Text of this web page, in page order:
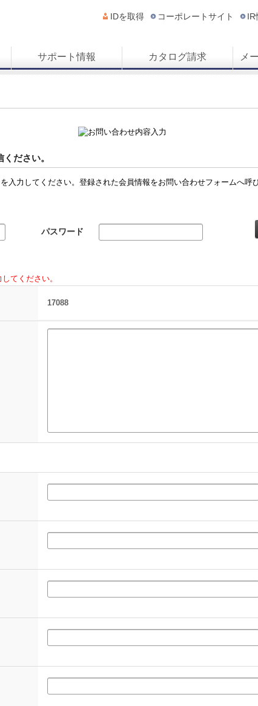
IDを取得 コーポレートサイト IR
サポート情報 カタログ請求 メ
ださい。
入力してください。登録された会員情報をお問い合わせフォームへ呼
パスワード
てください。
17088